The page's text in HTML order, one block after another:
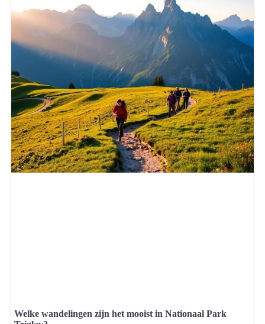
Welke wandelingen zijn het mooist in Nationaal Park